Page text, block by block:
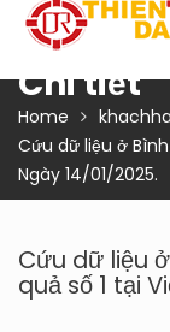
Chi tiết
Home
Cứu dữ liệu ở
Ngày 14/01/2025.
Cứu dữ liệu
quả số 1 tại